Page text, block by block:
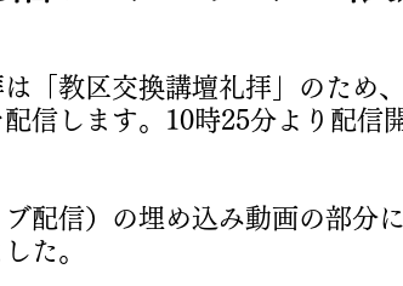
「教区交換講壇礼拝」のため
信します。10時25分より配信
配信）の埋め込み動画の部分
た。